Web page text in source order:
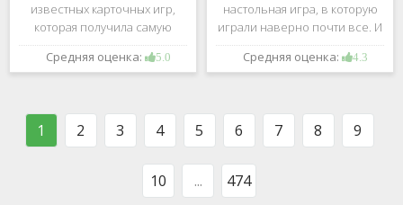
известных карточных игр,
которая получила самую
большую известность среди
всех людей всех возрастных
такого человека, который бы
Средняя оценка: 5.0
настольная игра, в которую
играли наверно почти все. И
это не странно. Эта игра
имеет не сложные правила и
свободное время, но
Средняя оценка: 4.3
1 2 3 4 5 6 7 8 9
10 ... 474